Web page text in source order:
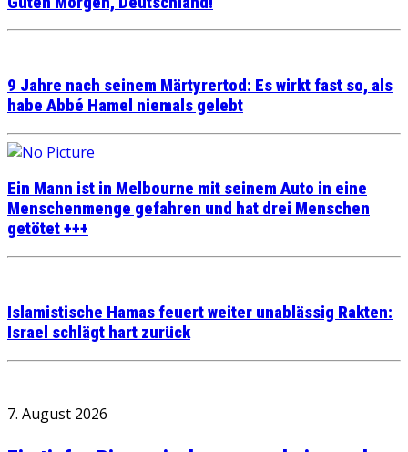
9 Jahre nach seinem Märtyrertod: Es wirkt fast so, als
habe Abbé Hamel niemals gelebt
Ein Mann ist in Melbourne mit seinem Auto in eine
Menschenmenge gefahren und hat drei Menschen
getötet +++
Islamistische Hamas feuert weiter unablässig Rakten:
Israel schlägt hart zurück
7. August 2026